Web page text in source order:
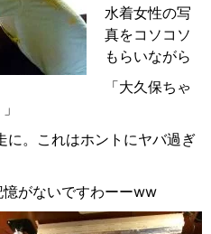
水着女性の写
真をコソコソ
もらいながら
「大久保ちゃ
に。これはホントにヤバ過ぎ
がないですわーーww